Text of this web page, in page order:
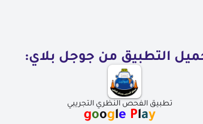
التطبيق من جوجل بلاي:
تطبيق الفحص النظري التجريبي
google Play